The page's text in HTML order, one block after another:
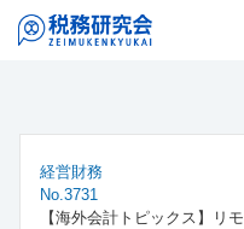
経営財務
No.3731
【海外会計トピックス】リ